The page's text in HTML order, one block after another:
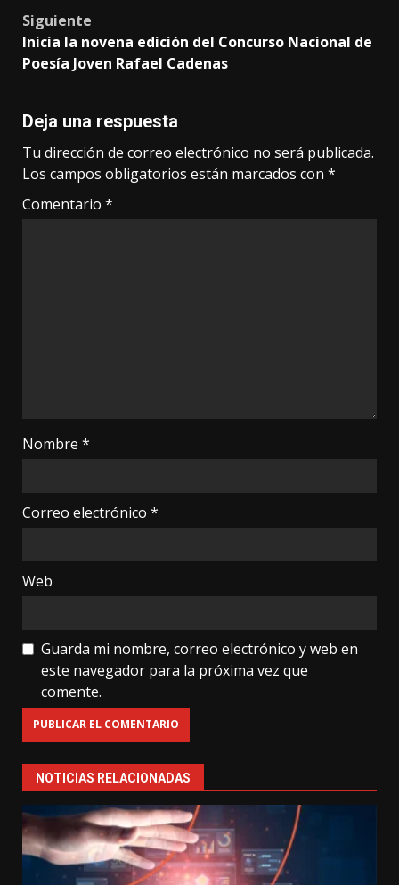
Siguiente
Inicia la novena edición del Concurso Nacional de
Poesía Joven Rafael Cadenas
Deja una respuesta
Tu dirección de correo electrónico no será publicada.
Los campos obligatorios están marcados con *
Comentario *
Nombre *
Correo electrónico *
Web
Guarda mi nombre, correo electrónico y web en
este navegador para la próxima vez que
comente.
NOTICIAS RELACIONADAS